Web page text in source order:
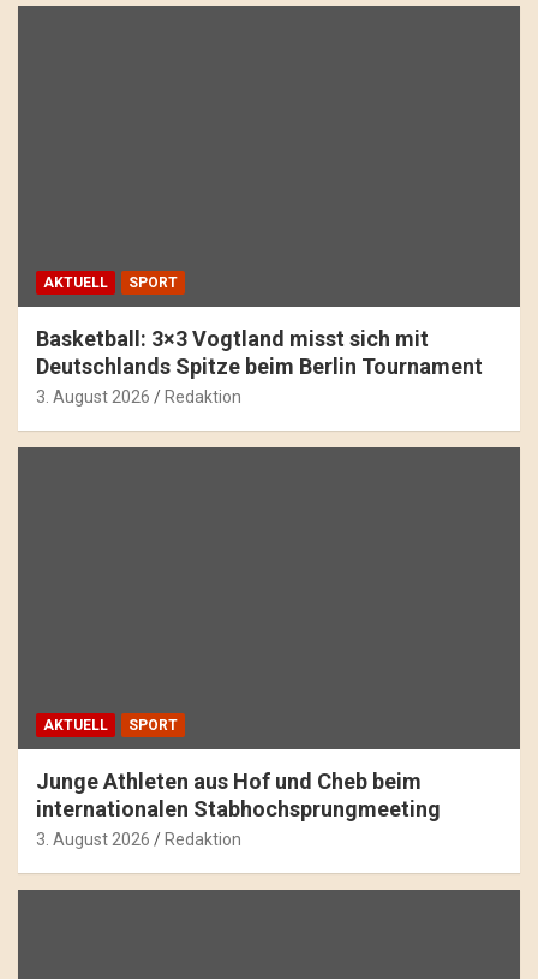
AKTUELL SPORT
Basketball: 3×3 Vogtland misst sich mit
Deutschlands Spitze beim Berlin Tournament
3. August 2026 Redaktion
AKTUELL SPORT
Junge Athleten aus Hof und Cheb beim
internationalen Stabhochsprungmeeting
3. August 2026 Redaktion